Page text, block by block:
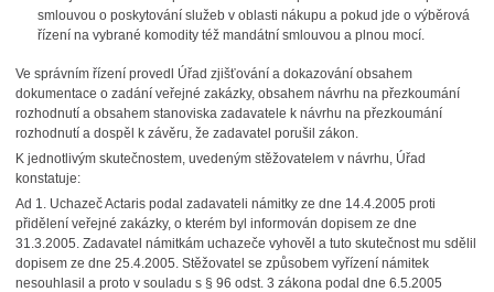
smlouvou o poskytování služeb v oblasti nákupu a pokud jde o výběrová
řízení na vybrané komodity též mandátní smlouvou a plnou mocí.
Ve správním řízení provedl Úřad zjišťování a dokazování obsahem
dokumentace o zadání veřejné zakázky, obsahem návrhu na přezkoumání
rozhodnutí a obsahem stanoviska zadavatele k návrhu na přezkoumání
rozhodnutí a dospěl k závěru, že zadavatel porušil zákon.
K jednotlivým skutečnostem, uvedeným stěžovatelem v návrhu, Úřad
konstatuje:
Ad 1. Uchazeč Actaris podal zadavateli námitky ze dne 14.4.2005 proti
přidělení veřejné zakázky, o kterém byl informován dopisem ze dne
31.3.2005. Zadavatel námitkám uchazeče vyhověl a tuto skutečnost mu sdělil
dopisem ze dne 25.4.2005. Stěžovatel se způsobem vyřízení námitek
nesouhlasil a proto v souladu s § 96 odst. 3 zákona podal dne 6.5.2005